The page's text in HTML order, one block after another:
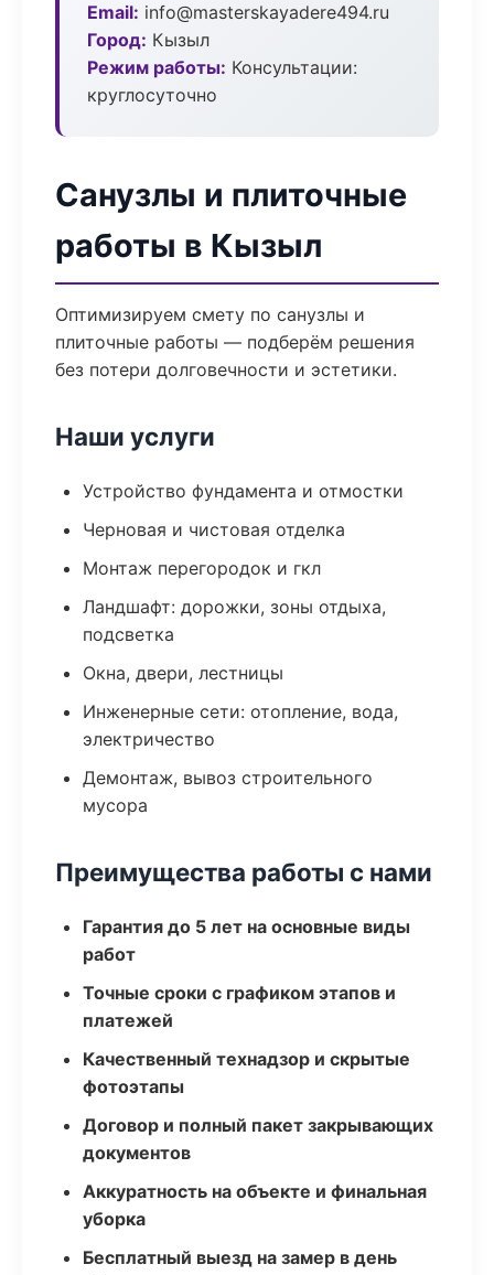
Email: info@masterskayadere494.ru
Город: Кызыл
Режим работы: Консультации:
круглосуточно
Санузлы и плиточные
работы в Кызыл
Оптимизируем смету по санузлы и
плиточные работы — подберём решения
без потери долговечности и эстетики.
Наши услуги
Устройство фундамента и отмостки
Черновая и чистовая отделка
Монтаж перегородок и гкл
Ландшафт: дорожки, зоны отдыха,
подсветка
Окна, двери, лестницы
Инженерные сети: отопление, вода,
электричество
Демонтаж, вывоз строительного
мусора
Преимущества работы с нами
Гарантия до 5 лет на основные виды
работ
Точные сроки с графиком этапов и
платежей
Качественный технадзор и скрытые
фотоэтапы
Договор и полный пакет закрывающих
документов
Аккуратность на объекте и финальная
уборка
Бесплатный выезд на замер в день